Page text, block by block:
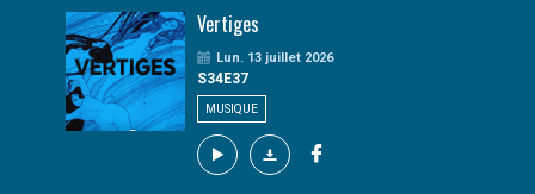
Vertiges
Lun. 13 juillet 2026
S34E37
MUSIQUE